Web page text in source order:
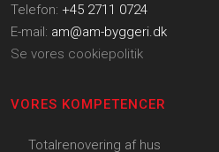
Telefon: +45 2711 0724
E-mail: am@am-byggeri.dk
Se vores cookiepolitik
VORES KOMPETENCER
Totalrenovering af hus